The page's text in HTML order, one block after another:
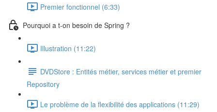
Premier fonctionnel (6:33)
Pourquoi a t-on besoin de Spring ?
Illustration (11:22)
DVDStore : Entités métier, services métier et premier
Repository
Le problème de la flexibilité des applications (11:29)